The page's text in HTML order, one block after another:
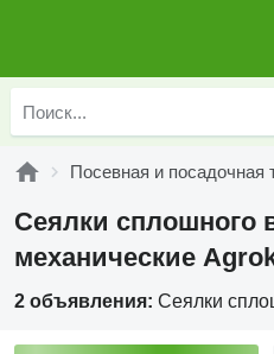
Посевная и посадочная
Сеялки сплошного
механические
2 объявления: Сеялки